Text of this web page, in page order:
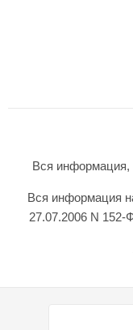
Вся информация,
Вся информация
27.07.2006 N